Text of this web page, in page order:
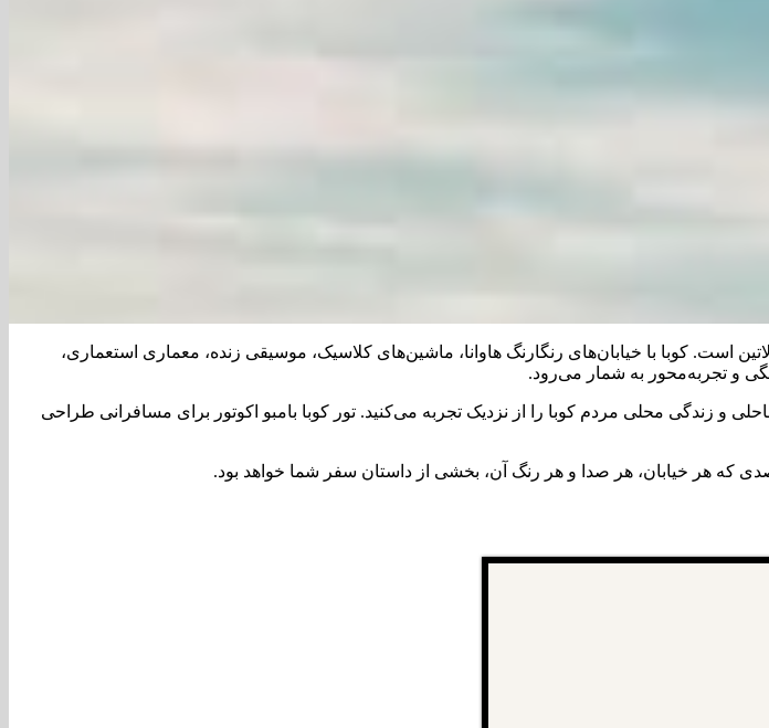
کوبا با خیابان‌های رنگارنگ هاوانا، ماشین‌های کلاسیک، موسیقی زنده، معماری استعماری،
و تجربه‌محور به شمار می‌رود.
زندگی محلی مردم کوبا را از نزدیک تجربه می‌کنید. تور کوبا بامبو اکوتور برای مسافرانی طراحی
که هر خیابان، هر صدا و هر رنگ آن، بخشی از داستان سفر شما خواهد بود.